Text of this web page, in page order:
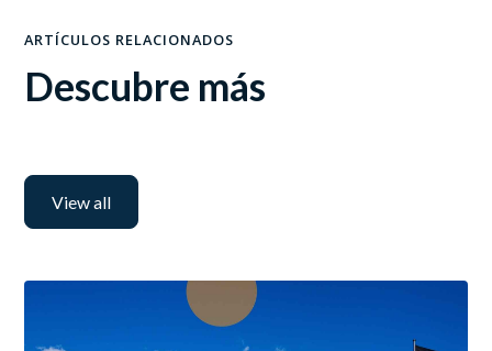
ARTÍCULOS RELACIONADOS
Descubre más
View all